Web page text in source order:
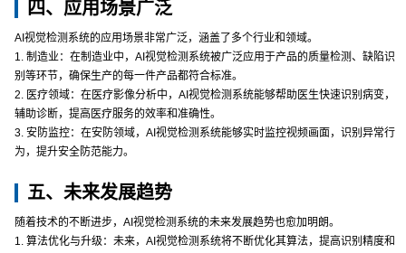
四、应用场景广泛
AI视觉检测系统的应用场景非常广泛，涵盖了多个行业和领域。
1. 制造业：在制造业中，AI视觉检测系统被广泛应用于产品的质量检测、缺陷识
别等环节，确保生产的每一件产品都符合标准。
2. 医疗领域：在医疗影像分析中，AI视觉检测系统能够帮助医生快速识别病变，
辅助诊断，提高医疗服务的效率和准确性。
3. 安防监控：在安防领域，AI视觉检测系统能够实时监控视频画面，识别异常行
为，提升安全防范能力。
五、未来发展趋势
随着技术的不断进步，AI视觉检测系统的未来发展趋势也愈加明朗。
1. 算法优化与升级：未来，AI视觉检测系统将不断优化其算法，提高识别精度和